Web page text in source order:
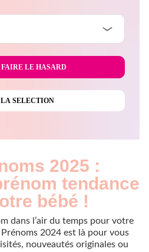
2025 :
tendance
bébé !
dans l’air du temps pour votre
2024 est là pour vous
nouveautés originales ou